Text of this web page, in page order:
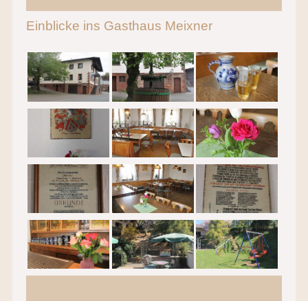
Einblicke ins Gasthaus Meixner